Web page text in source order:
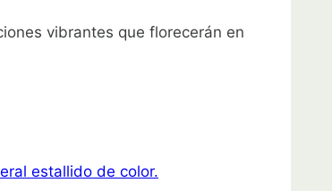
vibrantes que florecerán en